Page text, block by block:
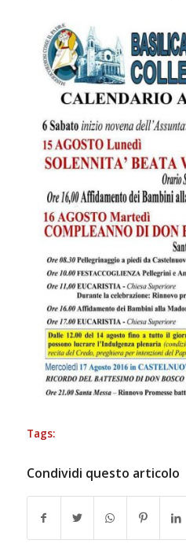
Tags:
Condividi questo articolo